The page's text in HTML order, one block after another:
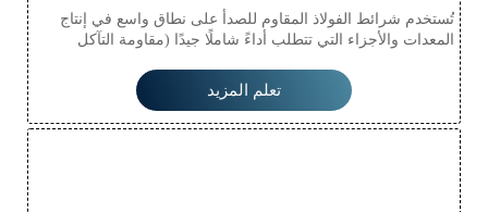
تُستخدم شرائط الفولاذ المقاوم للصدأ على نطاق واسع في إنتاج
المعدات والأجزاء التي تتطلب أداءً شاملًا جيدًا (مقاومة التآكل
الكيميائية، والطاقة النووية، والمواد الخارجية، ومواد البناء، وأجزاء
السيارات (خزان النصف سائل)، والأجهزة الطبية، وصناعة الألياف
وأجزاء السفن، إلخ.
تعلم المزيد